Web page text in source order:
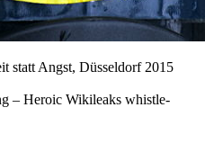
statt Angst, Düsseldorf 2015
– Heroic Wikileaks whistle-